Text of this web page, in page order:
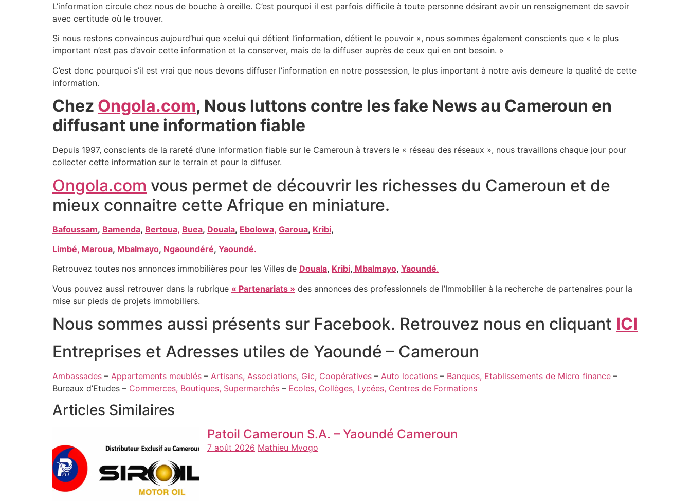
L’information circule chez nous de bouche à oreille. C’est pourquoi il est parfois difficile à toute personne désirant avoir un renseignement de savoir
avec certitude où le trouver.
Si nous restons convaincus aujourd’hui que «celui qui détient l’information, détient le pouvoir », nous sommes également conscients que « le plus
important n’est pas d’avoir cette information et la conserver, mais de la diffuser auprès de ceux qui en ont besoin. »
C’est donc pourquoi s’il est vrai que nous devons diffuser l’information en notre possession, le plus important à notre avis demeure la qualité de cette
information.
Chez Ongola.com, Nous luttons contre les fake News au Cameroun en
diffusant une information fiable
Depuis 1997, conscients de la rareté d’une information fiable sur le Cameroun à travers le « réseau des réseaux », nous travaillons chaque jour pour
collecter cette information sur le terrain et pour la diffuser.
Ongola.com vous permet de découvrir les richesses du Cameroun et de
mieux connaitre cette Afrique en miniature.
Bafoussam, Bamenda, Bertoua, Buea, Douala, Ebolowa, Garoua, Kribi,
Limbé, Maroua, Mbalmayo, Ngaoundéré, Yaoundé.
Retrouvez toutes nos annonces immobilières pour les Villes de Douala, Kribi, Mbalmayo, Yaoundé.
Vous pouvez aussi retrouver dans la rubrique « Partenariats » des annonces des professionnels de l’Immobilier à la recherche de partenaires pour la
mise sur pieds de projets immobiliers.
Nous sommes aussi présents sur Facebook. Retrouvez nous en cliquant ICI
Entreprises et Adresses utiles de Yaoundé – Cameroun
Ambassades – Appartements meublés – Artisans, Associations, Gic, Coopératives – Auto locations – Banques, Etablissements de Micro finance –
Bureaux d’Etudes – Commerces, Boutiques, Supermarchés – Ecoles, Collèges, Lycées, Centres de Formations
Articles Similaires
Patoil Cameroun S.A. – Yaoundé Cameroun
7 août 2026 Mathieu Mvogo